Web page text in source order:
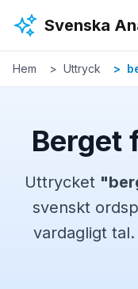
Svenska
Hem Uttryck
Berget
Uttrycket "
svenskt
vardagligt